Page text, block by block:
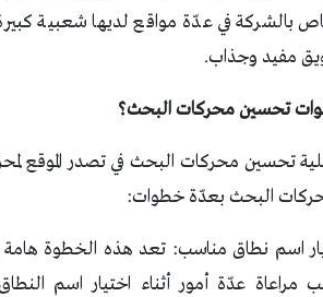
بالشركة في عدّة مواقع لديها شعبية
مفيد وجذاب.
تحسين محركات البحث؟
تحسين محركات البحثفي تصدر الموقع
البحث بعدّة خطوات:
اسم نطاق مناسب: تعد هذه الخطوة هامة
مراعاة عدّة أمور أثناء اختيار اسم